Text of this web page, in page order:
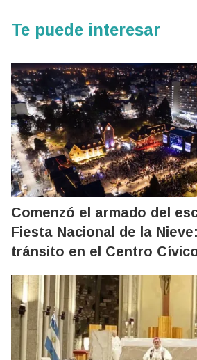
Te puede interesar
Comenzó el armado del
Fiesta Nacional de la
tránsito en el Centro